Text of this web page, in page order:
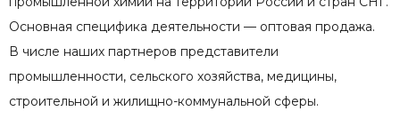
Основная специфика деятельности — оптовая продажа.
В числе наших партнеров представители
промышленности, сельского хозяйства, медицины,
строительной и жилищно-коммунальной сферы.